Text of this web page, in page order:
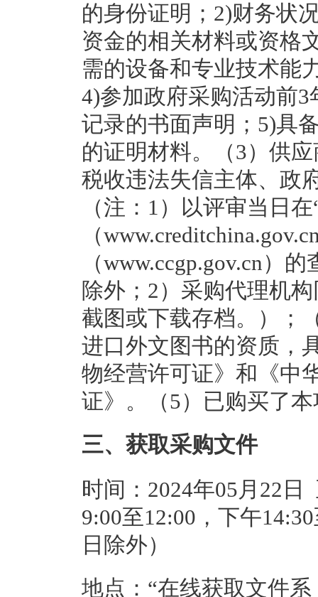
的身份证明；2)财务状
资金的相关材料或资格
需的设备和专业技术能
4)参加政府采购活动前
记录的书面声明；5)具
的证明材料。（3）供
税收违法失信主体、政
（注：1）以评审当日
（
（www.ccgp.gov.cn）
除外；2）采购代理机
截图或下载存档。）；
进口外文图书的资质，
物经营许可证》和《中
证》。（5）已购买了
三、获取采购文件
时间：2024年05月22
9:00至12:00，下午
日除外）
地点：“在线获取文件系